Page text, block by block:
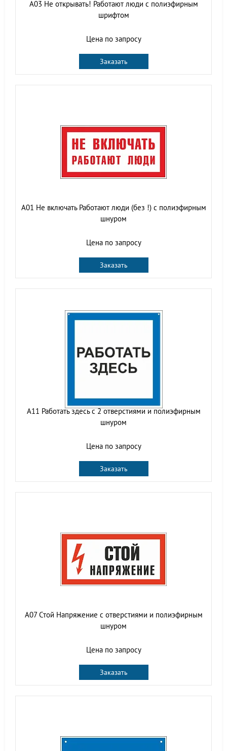
A03 Не открывать! Работают люди с полиэфирным
шрифтом
Цена по запросу
Заказать
A01 Не включать Работают люди (без !) с полиэфирным
шнуром
Цена по запросу
Заказать
A11 Работать здесь с 2 отверстиями и полиэфирным
шнуром
Цена по запросу
Заказать
А07 Стой Напряжение с отверстиями и полиэфирным
шнуром
Цена по запросу
Заказать